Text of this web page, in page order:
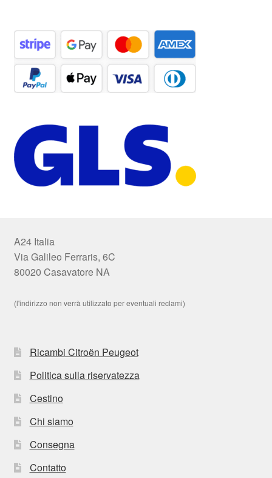
A24 Italia
Via Galileo Ferraris, 6C
80020 Casavatore NA
(l'indirizzo non verrà utilizzato per eventuali reclami)
Ricambi Citroën Peugeot
Politica sulla riservatezza
Cestino
Chi siamo
Consegna
Contatto